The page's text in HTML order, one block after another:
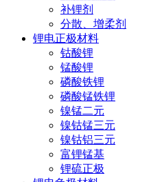
补锂剂
分散、增柔剂
锂电正极材料
钴酸锂
锰酸锂
磷酸铁锂
磷酸锰铁锂
镍锰二元
镍钴锰三元
镍钴铝三元
富锂锰基
锂硫正极